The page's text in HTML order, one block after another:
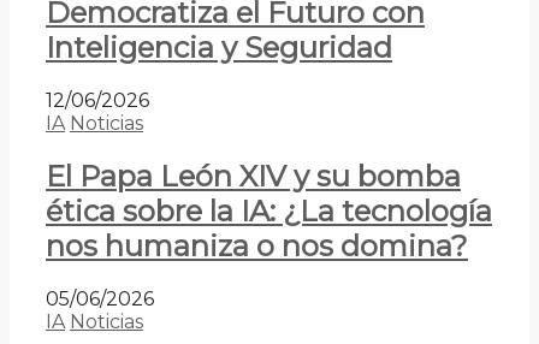
Democratiza el Futuro con
Inteligencia y Seguridad
12/06/2026
IA Noticias
El Papa León XIV y su bomba
ética sobre la IA: ¿La tecnología
nos humaniza o nos domina?
05/06/2026
IA Noticias